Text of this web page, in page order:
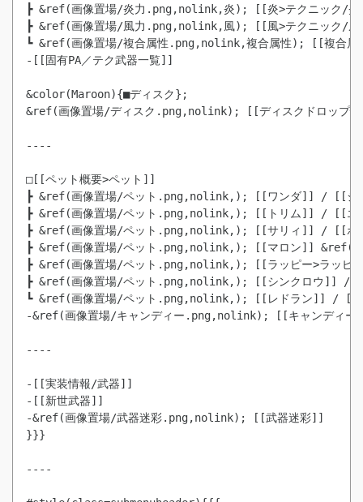
┣ &ref(画像置場/炎力.png,nolink,炎); [[炎>テクニック/
┣ &ref(画像置場/風力.png,nolink,風); [[風>テクニック/
┗ &ref(画像置場/複合属性.png,nolink,複合属性); [[複合属
-[[固有PA／テク武器一覧]]
&color(Maroon){■ディスク};
&ref(画像置場/ディスク.png,nolink); [[ディスクドロップ
----
□[[ペット概要>ペット]]
┣ &ref(画像置場/ペット.png,nolink,); [[ワンダ]] / [[ジ
┣ &ref(画像置場/ペット.png,nolink,); [[トリム]] / [[エ
┣ &ref(画像置場/ペット.png,nolink,); [[サリィ]] / [[ポ
┣ &ref(画像置場/ペット.png,nolink,); [[マロン]] &ref(
┣ &ref(画像置場/ペット.png,nolink,); [[ラッピー>ラッ
┣ &ref(画像置場/ペット.png,nolink,); [[シンクロウ]] /
┗ &ref(画像置場/ペット.png,nolink,); [[レドラン]] / [[
-&ref(画像置場/キャンディー.png,nolink); [[キャンディ
----
-[[実装情報/武器]]
-[[新世武器]]
-&ref(画像置場/武器迷彩.png,nolink); [[武器迷彩]]
}}}
----